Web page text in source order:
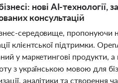
нові AI-технології,
консультацій
середовище, пропонуючи
клієнтської підтримки.
у маркетингові продукти, а
з українською мовою для
аналітики та створення